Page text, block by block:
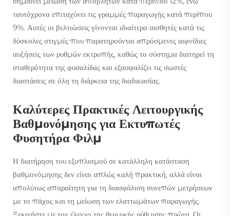
ταυτόχρονα επιταχύνει τις γραμμές παραγωγής κατά περίπου
9%. Αυτές οι βελτιώσεις γίνονται ιδιαίτερα αισθητές κατά τις
δύσκολες στιγμές που παρατηρούνται απρόσμενες αιφνίδιες
αυξήσεις των ρυθμών εκτροπής, καθώς το σύστημα διατηρεί τη
σταθερότητα της φυσαλίδας και εξασφαλίζει τις σωστές
διαστάσεις σε όλη τη διάρκεια της διαδικασίας.
Καλύτερες Πρακτικές Λειτουργικής
Βαθμονόμησης για Εκτυπωτές
Φυσητήρα Φιλμ
Η διατήρηση του εξοπλισμού σε κατάλληλη κατάσταση
βαθμονόμησης δεν είναι απλώς καλή πρακτική, αλλά είναι
απολύτως απαραίτητη για τη διασφάλιση συνεπών μετρήσεων
με το πάχος και τη μείωση των ελαττωμάτων παραγωγής.